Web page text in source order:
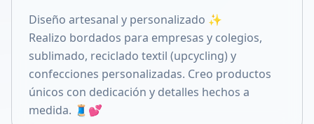
Compartir en X
Diseño artesanal y personalizado ✨
Realizo bordados para empresas y colegios,
sublimado, reciclado textil (upcycling) y
confecciones personalizadas. Creo productos
únicos con dedicación y detalles hechos a
medida. 🧵💕